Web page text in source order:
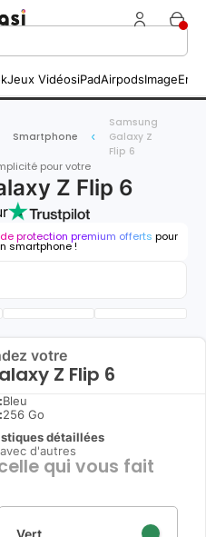
Jeux VidéosiPadAirpodsImage
Smartphone
Samsung
Galaxy Z
Flip 6
pour votre
Z Flip 6
protection premium offerts pour
smartphone !
votre
Z Flip 6
Bleu
256 Go
détaillées
d'autres
qui vous fait
Vert